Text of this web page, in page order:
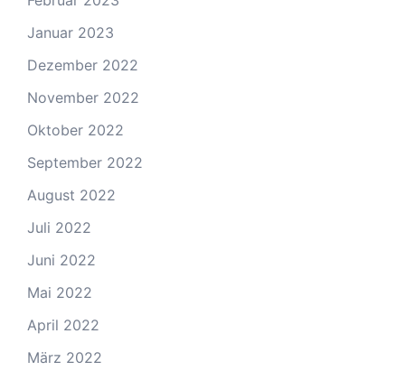
Januar 2023
Dezember 2022
November 2022
Oktober 2022
September 2022
August 2022
Juli 2022
Juni 2022
Mai 2022
April 2022
März 2022